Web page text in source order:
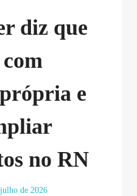
diz que
e
no RN
de 2026